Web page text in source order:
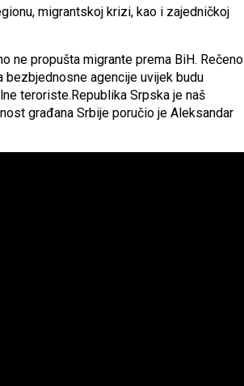
migrantskoj krizi, kao i zajedničkoj
ne propušta migrante prema BiH. Rečeno
agencije uvijek budu
teroriste.Republika Srpska je naš
građana Srbije poručio je Aleksandar